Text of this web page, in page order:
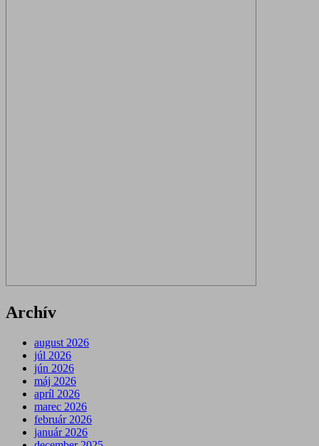
Archív
august 2026
júl 2026
jún 2026
máj 2026
apríl 2026
marec 2026
február 2026
január 2026